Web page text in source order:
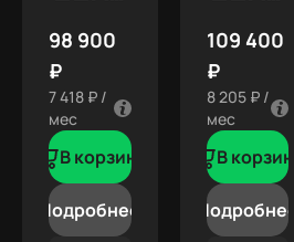
98 900
₽
7 418 ₽ /
мес
В корзину
Подробнее
109 400
₽
8 205 ₽ /
мес
В корзину
Подробнее